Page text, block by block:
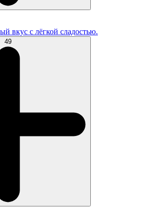
вкус с лёгкой сладостью.
49